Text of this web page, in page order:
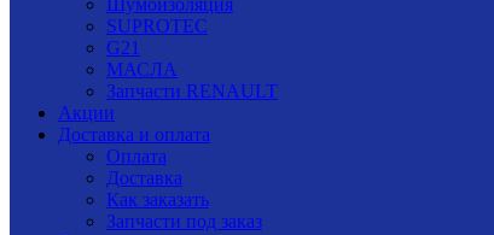
Шумоизоляция
SUPROTEC
G21
МАСЛА
Запчасти RENAULT
Акции
Доставка и оплата
Оплата
Доставка
Как заказать
Запчасти под заказ